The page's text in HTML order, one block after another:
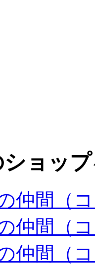
ョッ
仲間（
仲間（
仲間（